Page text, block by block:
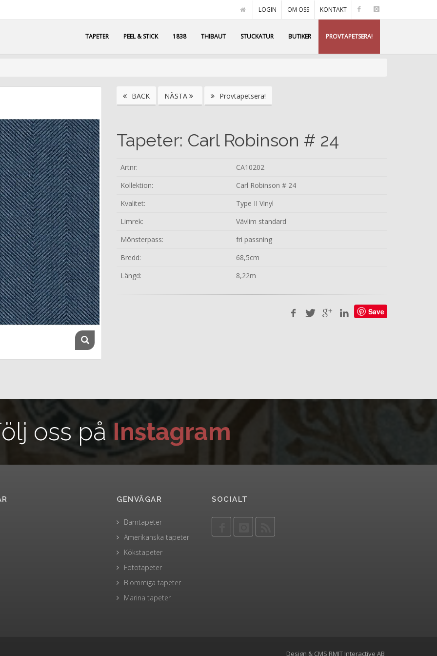
LOGIN OM OSS KONTAKT
TAPETER PEEL & STICK 1838 THIBAUT STUCKATUR BUTIKER PROVTAPETSERA!
BACK NÄSTA Provtapetsera!
Tapeter: Carl Robinson # 24
Artnr:
CA10202
Kollektion:
Carl Robinson # 24
Kvalitet:
Type II Vinyl
Limrek:
Vävlim standard
Mönsterpass:
fri passning
Bredd:
68,5cm
Längd:
8,22m
Save
oss på Instagram
GENVÄGAR
Barntapeter
Amerikanska tapeter
Kökstapeter
Fototapeter
Blommiga tapeter
Marina tapeter
SOCIALT
Design & CMS RMIT Interactive AB